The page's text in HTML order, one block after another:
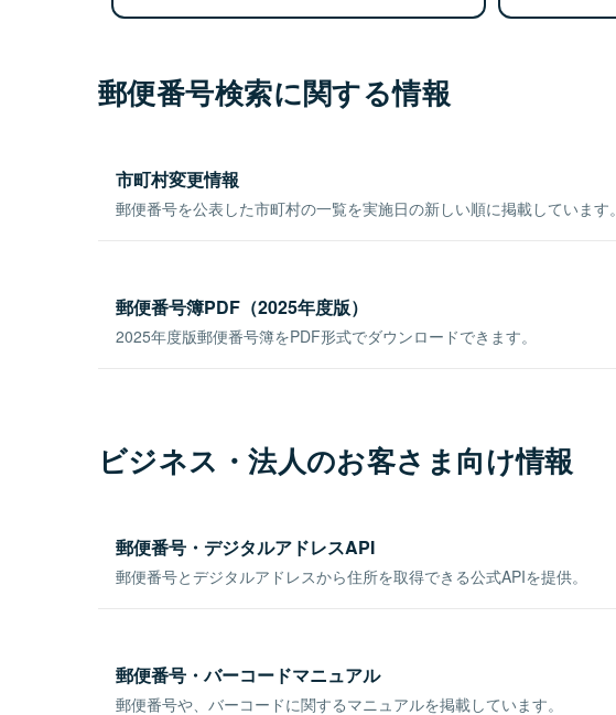
郵便番号検索に関する情報
市町村変更情報
郵便番号を公表した市町村の一覧を実施日の新しい順に掲載しています。
郵便番号簿PDF（2025年度版）
2025年度版郵便番号簿をPDF形式でダウンロードできます。
ビジネス・法人のお客さま向け情報
郵便番号・デジタルアドレスAPI
郵便番号とデジタルアドレスから住所を取得できる公式APIを提供。
郵便番号・バーコードマニュアル
郵便番号や、バーコードに関するマニュアルを掲載しています。